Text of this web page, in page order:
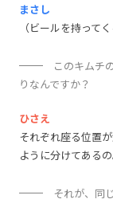
まさし
（ビールを持って
このキムチ
りなんですか？
ひさえ
それぞれ座る位置
ように分けてあるの
それが、同